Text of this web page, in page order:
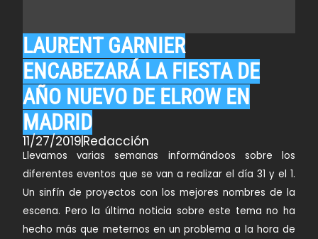
LAURENT GARNIER
ENCABEZARÁ LA FIESTA DE
AÑO NUEVO DE ELROW EN
MADRID
11/27/2019Redacción
Llevamos varias semanas informándoos sobre los
diferentes eventos que se van a realizar el día 31 y el 1.
Un sinfín de proyectos con los mejores nombres de la
escena. Pero la última noticia sobre este tema no ha
hecho más que meternos en un problema a la hora de